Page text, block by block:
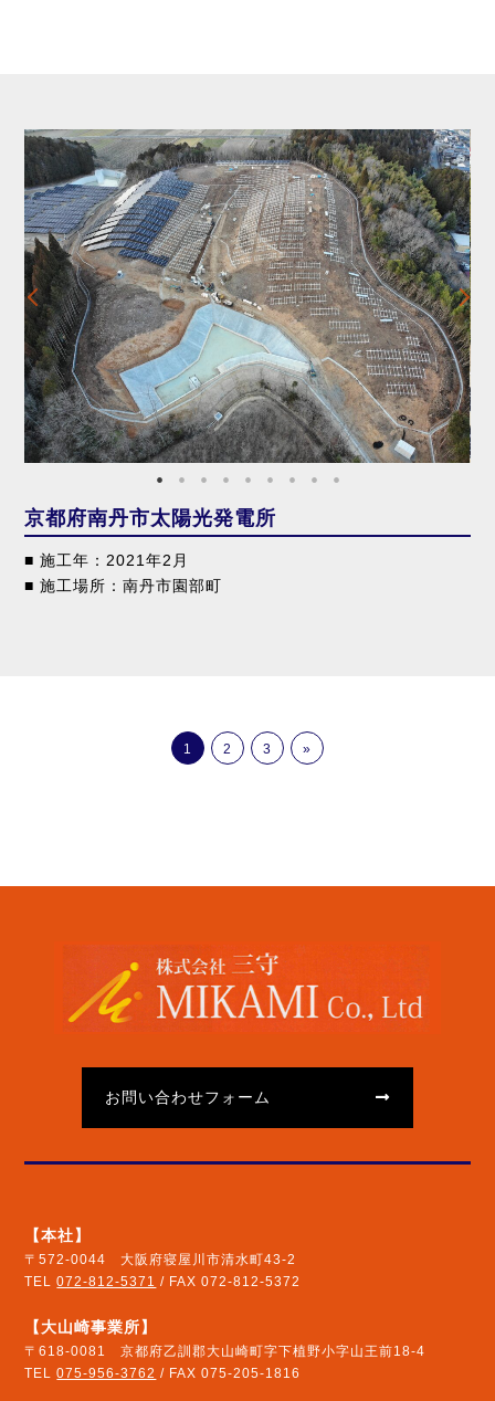
京都府南丹市太陽光発電所
■ 施工年：2021年2月
■ 施工場所：南丹市園部町
1 2 3 »
お問い合わせフォーム
【本社】
〒572-0044 大阪府寝屋川市清水町43-2
TEL072-812-5371 / FAX 072-812-5372
【大山崎事業所】
〒618-0081 京都府乙訓郡大山崎町字下植野小字山王前18-4
TEL075-956-3762 / FAX 075-205-1816